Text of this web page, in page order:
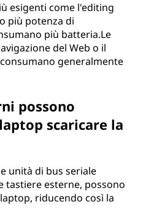
esigenti come l'editing
più potenza di
più batteria.Le
del Web o il
generalmente
possono
scaricare la
unità di bus seriale
tastiere esterne, possono
riducendo così la